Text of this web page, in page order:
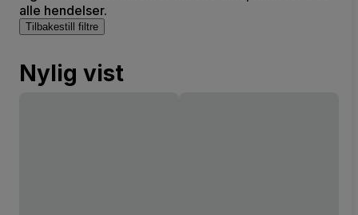
alle hendelser.
Tilbakestill filtre
Nylig vist